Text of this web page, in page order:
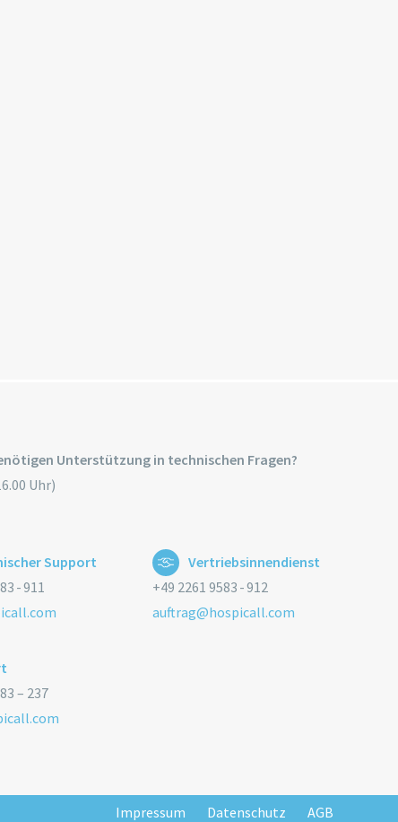
Unterstützung in technischen Fragen?
Uhr)
Support
- 911
Vertriebsinnendienst
+49 2261 9583 - 912
auftrag@hospicall.com
– 237
Impressum Datenschutz AGB